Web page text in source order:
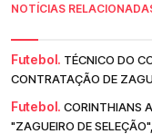
NOTÍCIAS
Futebol. TÉCNICO DO
CONTRATAÇÃO DE
Futebol. CORINTHIANS
"ZAGUEIRO DE